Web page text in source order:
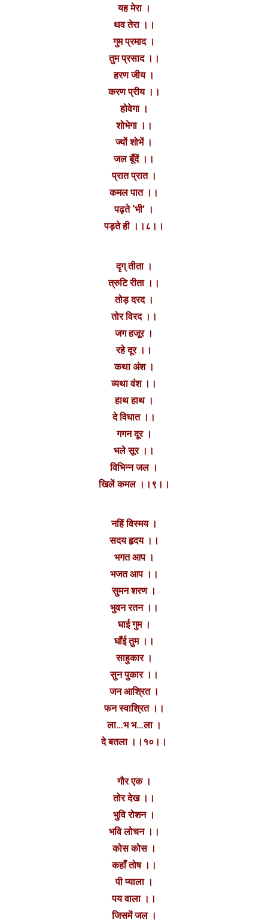
यह मेरा ।
थव तेरा ।।
गुम प्रमाद ।
तुम प्रसाद ।।
हरण जीय ।
करण प्रीय ।।
होवेगा‌ ।
शोभेगा ।।
ज्यों शोभें ।
जल बूँदें ।।
प्रात प्रात ।
कमल पात ।।
पढ़ते ‘भी’ ।
पड़ते ही ।।८।।
दृग् तीता ।
त्रुटि रीता ।।
तोड़ दरद ।
तोर विरद ।।
जग हजूर ।
रहे दूर ।।
कथा अंश ।
व्यथा वंश ।।
हाथ हाथ ।
दे विघात ।।
गगन दूर ।
भले सूर ।।
विभिन्न जल ।
खिलें कमल ।।९।।
नहिं विस्मय ।
सदय हृदय ।।
भगत आप ।
भजत आप ।।
सुमन शरण ।
भुवन रतन ।।
घाई गुम ।
घॉंई तुम ।।
साहुकार ।
सुन पुकार ।।
जन आश्रित ।
फन स्वाश्रित ।।
ला…भ भ…ला ।
दे बतला ।।१०।।
गौर एक ।
तोर देख ।।
भुवि रोशन ।
भवि लोचन ।।
कोस कोस ।
कहाँ तोष ।।
पी प्याला ।
पय वाला ।।
जिसमें जल ।